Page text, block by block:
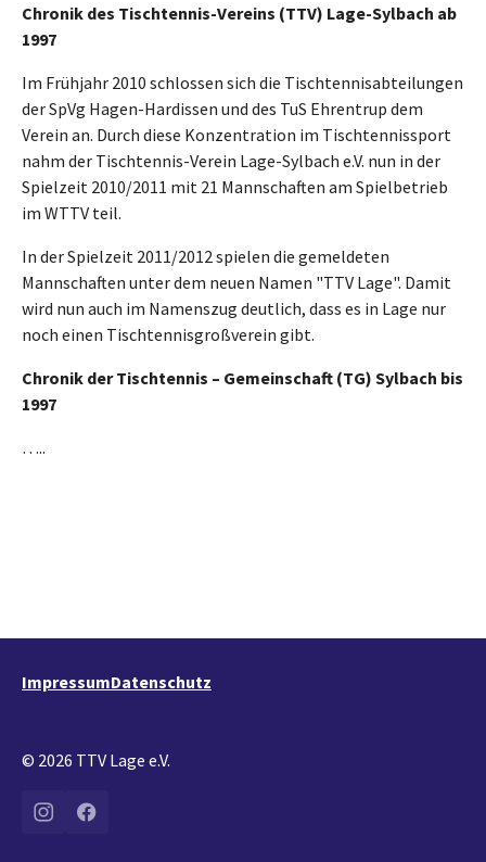
Chronik des Tischtennis-Vereins (TTV) Lage-Sylbach ab
1997
Im Frühjahr 2010 schlossen sich die Tischtennisabteilungen
der SpVg Hagen-Hardissen und des TuS Ehrentrup dem
Verein an. Durch diese Konzentration im Tischtennissport
nahm der Tischtennis-Verein Lage-Sylbach e.V. nun in der
Spielzeit 2010/2011 mit 21 Mannschaften am Spielbetrieb
im WTTV teil.
In der Spielzeit 2011/2012 spielen die gemeldeten
Mannschaften unter dem neuen Namen "TTV Lage". Damit
wird nun auch im Namenszug deutlich, dass es in Lage nur
noch einen Tischtennisgroßverein gibt.
Chronik der Tischtennis – Gemeinschaft (TG) Sylbach bis
1997
…..
ImpressumDatenschutz
© 2026 TTV Lage e.V.
InstagramFacebook